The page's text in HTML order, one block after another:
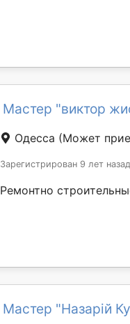
Мастер "виктор
Одесса (Может
Зарегистрирован 9 лет назад
Ремонтно
Мастер "Назарій